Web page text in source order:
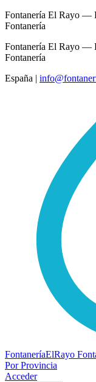
Fontanería El Rayo —
Fontanería
Fontanería El Rayo —
Fontanería
España |
FontaneríaElRayo
Por Provincia
Acceder